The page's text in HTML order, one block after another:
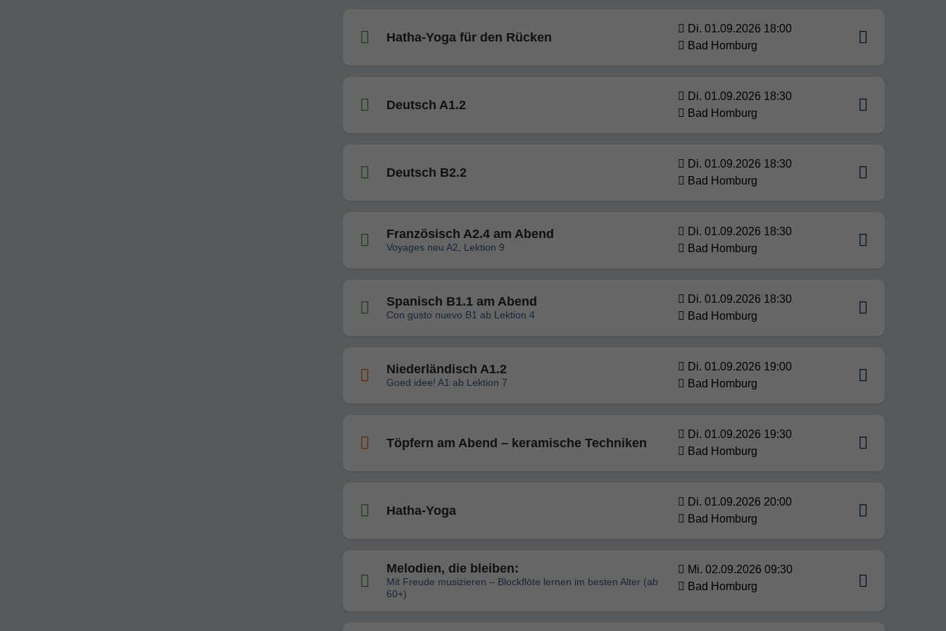
Hatha-Yoga für den Rücken
Di. 01.09.2026 18:00
Bad Homburg
Deutsch A1.2
Di. 01.09.2026 18:30
Bad Homburg
Deutsch B2.2
Di. 01.09.2026 18:30
Bad Homburg
Französisch A2.4 am Abend
Voyages neu A2, Lektion 9
Di. 01.09.2026 18:30
Bad Homburg
Spanisch B1.1 am Abend
Con gusto nuevo B1 ab Lektion 4
Di. 01.09.2026 18:30
Bad Homburg
Niederländisch A1.2
Goed idee! A1 ab Lektion 7
Di. 01.09.2026 19:00
Bad Homburg
Töpfern am Abend – keramische Techniken
Di. 01.09.2026 19:30
Bad Homburg
Hatha-Yoga
Di. 01.09.2026 20:00
Bad Homburg
Melodien, die bleiben:
Mit Freude musizieren – Blockflöte lernen im besten Alter (ab
60+)
Mi. 02.09.2026 09:30
Bad Homburg